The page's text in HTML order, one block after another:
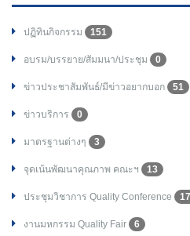
ปฏิทินกิจกรรม 151
อบรม/บรรยาย/สัมมนา/ประชุม 0
ข่าวประชาสัมพันธ์/มีข่าวอยากบอก 51
ข่าวบริการ 0
มาตรฐานต่างๆ 3
จุดเน้นพัฒนาคุณภาพ คณะฯ 13
ประชุมวิชาการ Quality Conference 17
งานมหกรรม Quality Fair 6